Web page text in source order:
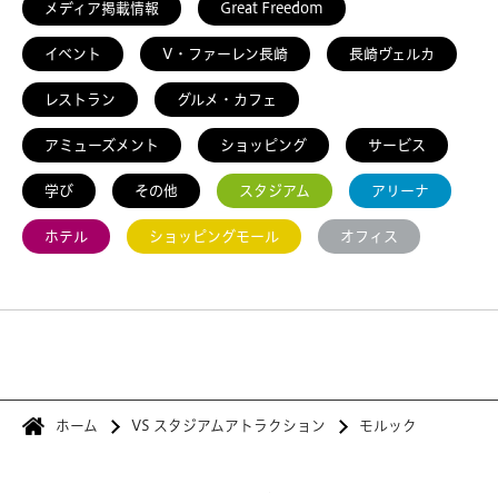
メディア掲載情報 Great Freedom
イベント V・ファーレン長崎 長崎ヴェルカ
レストラン グルメ・カフェ
アミューズメント ショッピング サービス
学び その他 スタジアム アリーナ
ホテル ショッピングモール オフィス
ホーム VS スタジアムアトラクション モルック